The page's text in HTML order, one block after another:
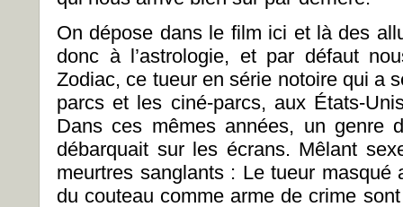
On dépose dans le film ici et là des
donc à l’astrologie, et par défaut
Zodiac, ce tueur en série notoire qui a
parcs et les ciné-parcs, aux États-
Dans ces mêmes années, un genre
débarquait sur les écrans. Mêlant
meurtres sanglants : Le tueur masqué
du couteau comme arme de crime